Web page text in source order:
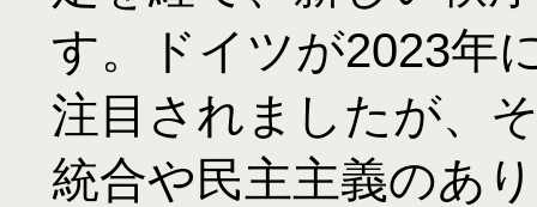
す。ドイツが2023年
注目されましたが、
統合や民主主義のあ